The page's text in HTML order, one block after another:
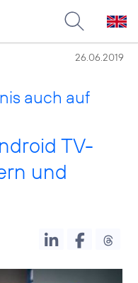
26.06.2019
auch auf
TV-
und